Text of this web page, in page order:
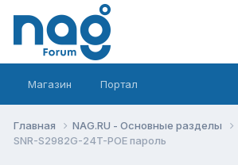
Магазин Портал
Главная NAG.RU - Основные разделы
SNR-S2982G-24T-POE пароль